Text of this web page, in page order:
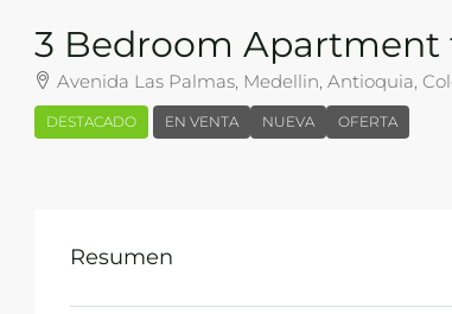
3 Bedroom Apartment
Avenida Las Palmas, Medellin, Antioquia,
DESTACADO EN VENTA NUEVA OFERTA
Resumen